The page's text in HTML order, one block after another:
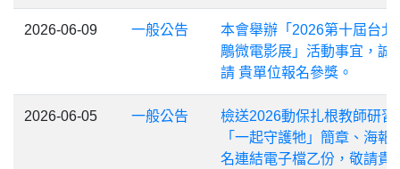
2026-06-09 一般公告
本會舉辦「2026第十屆台北
鵰微電影展」活動事宜，誠
請 貴單位報名參獎。
2026-06-05 一般公告
檢送2026動保扎根教師研習
「一起守護牠」簡章、海報
名連結電子檔乙份，敬請貴